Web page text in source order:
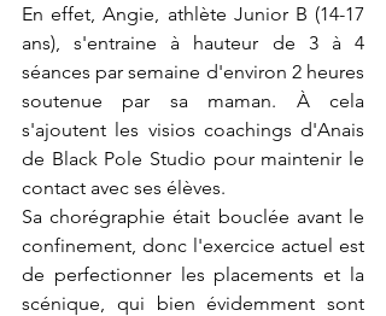
En effet, Angie, athlète Junior B (14-17
ans), s'entraine à hauteur de 3 à 4
séances par semaine d'environ 2 heures
soutenue par sa maman. À cela
s'ajoutent les visios coachings d'Anais
de Black Pole Studio pour maintenir le
contact avec ses élèves.
Sa chorégraphie était bouclée avant le
confinement, donc l'exercice actuel est
de perfectionner les placements et la
scénique, qui bien évidemment sont